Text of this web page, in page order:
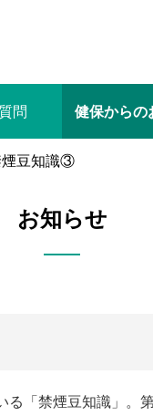
問 健保からの
煙豆知識③
お知らせ
「禁煙豆知識」。